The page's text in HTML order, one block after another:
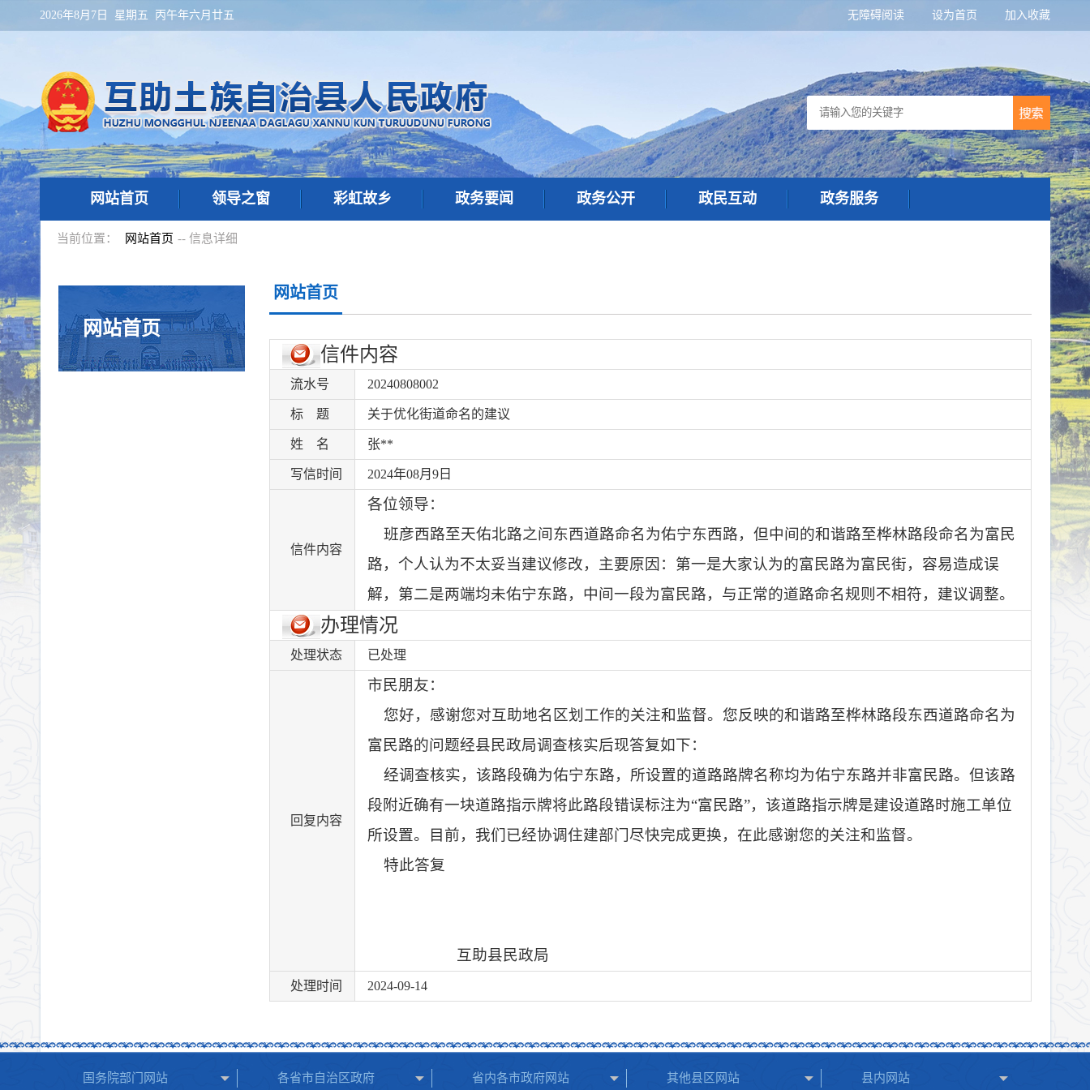
2026年8月7日 星期五 丙午年六月廿五 无障碍阅读 设为首页 加入收藏
网站首页 领导之窗 彩虹故乡 政务要闻 政务公开 政民互动 政务服务
当前位置： 网站首页 -- 信息详细
网站首页
网站首页
信件内容
流水号 20240808002
标 题 关于优化街道命名的建议
姓 名 张**
写信时间 2024年08月9日
信件内容
各位领导：
班彦西路至天佑北路之间东西道路命名为佑宁东西路，但中间的和谐路至桦林路段命名为富民
路，个人认为不太妥当建议修改，主要原因：第一是大家认为的富民路为富民街，容易造成误
解，第二是两端均未佑宁东路，中间一段为富民路，与正常的道路命名规则不相符，建议调整。
办理情况
处理状态 已处理
回复内容
市民朋友：
您好， 感谢您对互助地名区划工作的关注和监督。您反映的和谐路至桦林路段东西道路命名为
富民路的问题经县民政局调查核实后现答复如下：
经调查核实，该路段确为佑宁东路，所设置的道路路牌名称均为佑宁东路并非富民路。但该路
段附近确有一块道路指示牌将此路段错误标注为“富民路”，该道路指示牌是建设道路时施工单位
所设置。目前，我们已经协调住建部门尽快完成更换，在此感谢您的关注和监督。
特此答复
互助县民政局
处理时间 2024-09-14
国务院部门网站 各省市自治区政府 省内各市政府网站 其他县区网站 县内网站